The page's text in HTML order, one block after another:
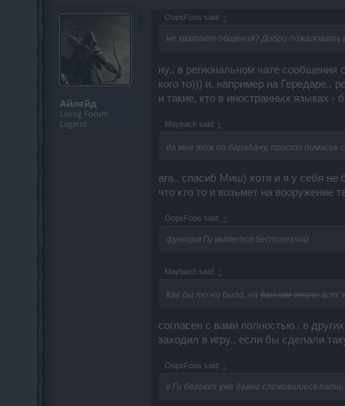
Айлейд
Living Forum
Legend
OopsFoos said: ↑
не хватает общения? Добро пожаловать
ну.. в региональном чате сообщения
кого то))) и, например на Гередаре..
и такие, кто в иностранных языках -
Maybach said: ↑
да мне тож по барабану, просто
ага.. спасиб Миш) хотя и я у себя не
что кто то и возьмет на вооружение
OopsFoos said: ↑
функция Ги является бесполезной
Maybach said: ↑
Как бы то ни было, на данном этапе всех
согласен с вами полностью.. в
заходил в игру.. если бы сделали
OopsFoos said: ↑
в Ги бегают уже давно сложившиеся